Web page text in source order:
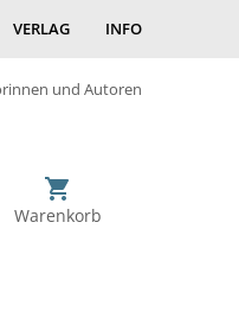
VERLAG INFO
und Autoren
Warenkorb